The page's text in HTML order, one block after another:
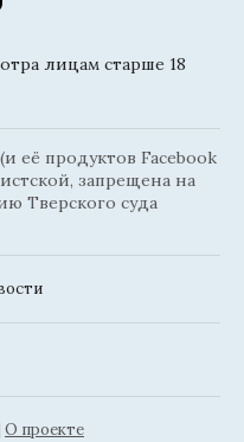
лицам старше 18
её продуктов Facebook
запрещена на
Тверского суда
О проекте